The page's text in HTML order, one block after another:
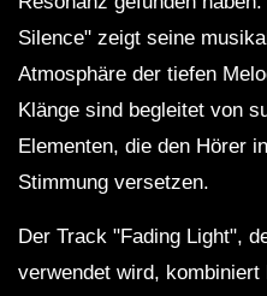
Silence" zeigt seine
Atmosphäre der tiefen
Klänge sind begleitet von
Elementen, die den Hörer
Stimmung versetzen.
Der Track "Fading Light",
verwendet wird,